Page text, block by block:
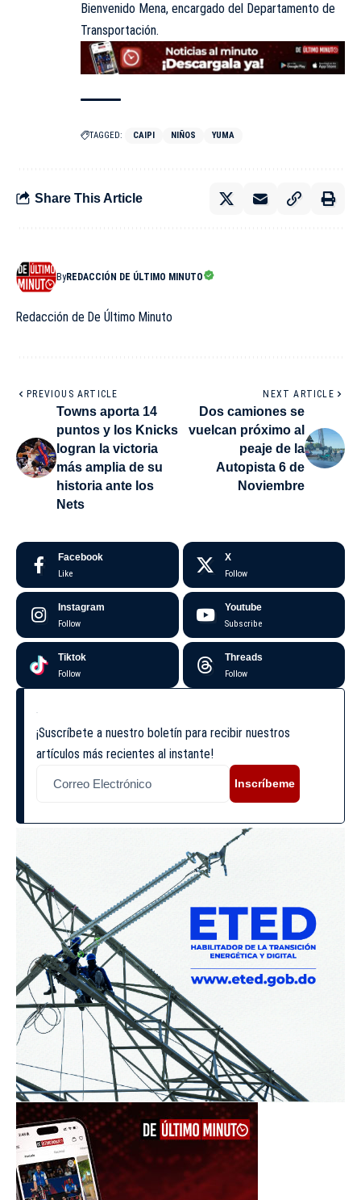
Bienvenido Mena, encargado del Departamento de
Transportación.
TAGGED: CAIPI NIÑOS YUMA
Share This Article
ByREDACCIÓN DE ÚLTIMO MINUTO
Redacción de De Último Minuto
PREVIOUS ARTICLE
Towns aporta 14
puntos y los Knicks
logran la victoria
más amplia de su
historia ante los
Nets
NEXT ARTICLE
Dos camiones se
vuelcan próximo al
peaje de la
Autopista 6 de
Noviembre
Facebook
Like
X
Follow
Instagram
Follow
Youtube
Subscribe
Tiktok
Follow
Threads
Follow
¡Suscríbete a nuestro boletín para recibir nuestros
artículos más recientes al instante!
Inscríbeme